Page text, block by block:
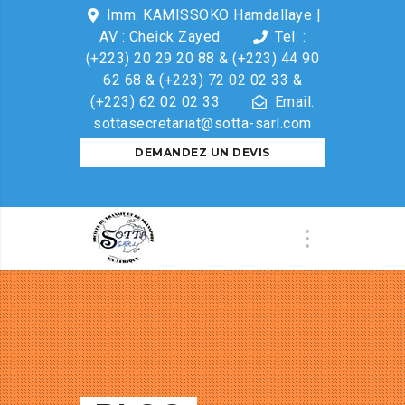
Imm. KAMISSOKO Hamdallaye |
AV : Cheick Zayed
Tel: :
(+223) 20 29 20 88 & (+223) 44 90
62 68 & (+223) 72 02 02 33 &
(+223) 62 02 02 33
Email:
sottasecretariat@sotta-sarl.com
DEMANDEZ UN DEVIS